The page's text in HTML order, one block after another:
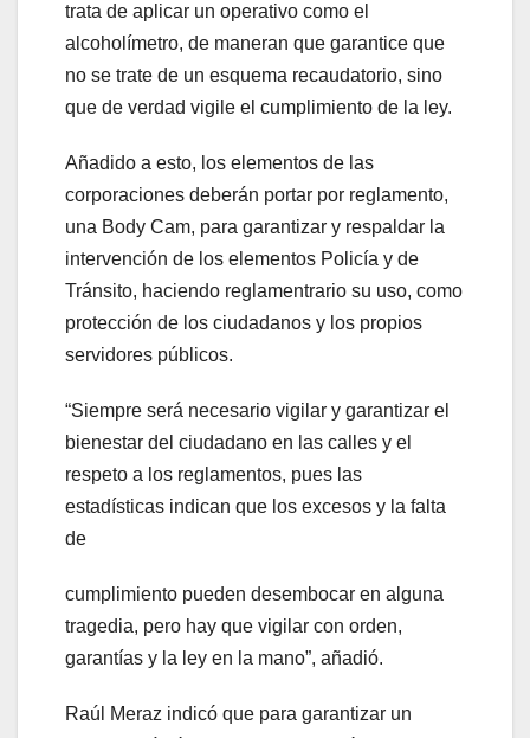
trata de aplicar un operativo como el
alcoholímetro, de maneran que garantice que
no se trate de un esquema recaudatorio, sino
que de verdad vigile el cumplimiento de la ley.
Añadido a esto, los elementos de las
corporaciones deberán portar por reglamento,
una Body Cam, para garantizar y respaldar la
intervención de los elementos Policía y de
Tránsito, haciendo reglamentrario su uso, como
protección de los ciudadanos y los propios
servidores públicos.
“Siempre será necesario vigilar y garantizar el
bienestar del ciudadano en las calles y el
respeto a los reglamentos, pues las
estadísticas indican que los excesos y la falta
de
cumplimiento pueden desembocar en alguna
tragedia, pero hay que vigilar con orden,
garantías y la ley en la mano”, añadió.
Raúl Meraz indicó que para garantizar un